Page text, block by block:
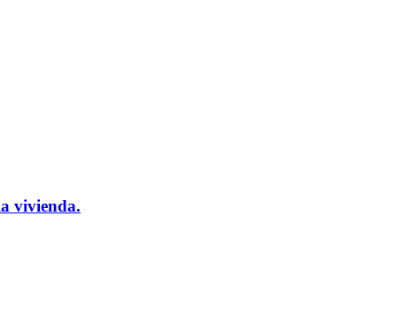
vivienda.